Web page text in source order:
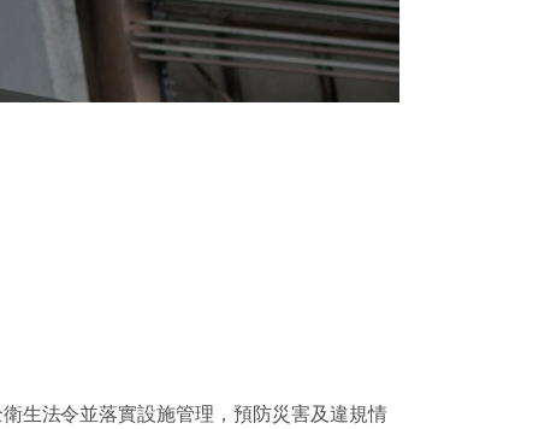
生法令並落實設施管理，預防災害及違規情